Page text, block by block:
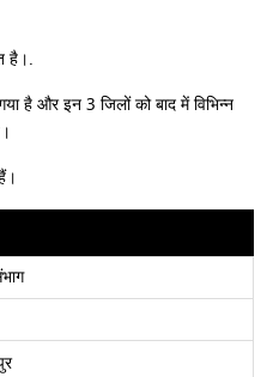
है।.
है और इन 3 जिलों को बाद में विभिन्न